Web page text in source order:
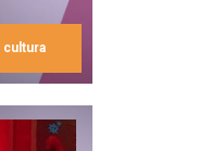
cultura